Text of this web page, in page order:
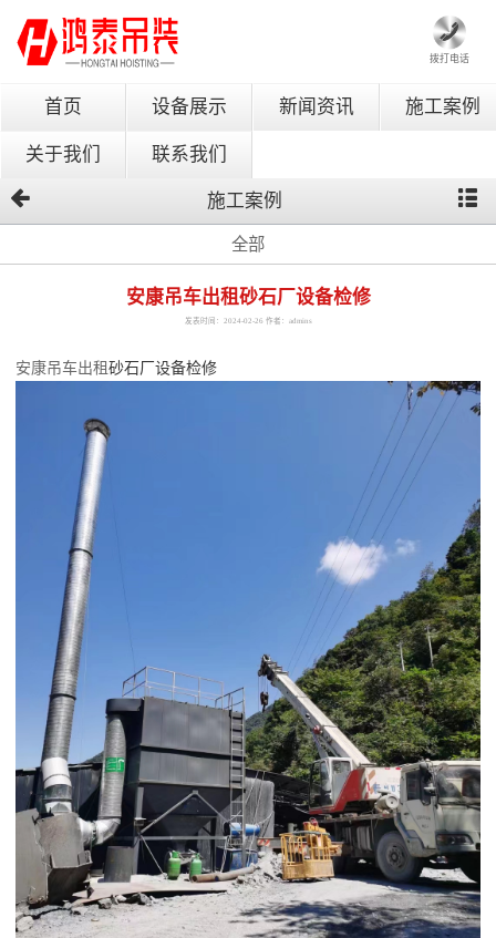
拨打电话
首页 设备展示 新闻资讯 施工案例
关于我们 联系我们
施工案例
全部
安康吊车出租砂石厂设备检修
发表时间：2024-02-26 作者：admins
安康吊车出租 砂石厂设备检修